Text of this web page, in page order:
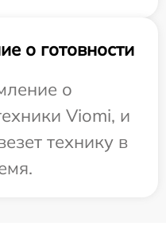
о готовности
о
Viomi, и
технику в